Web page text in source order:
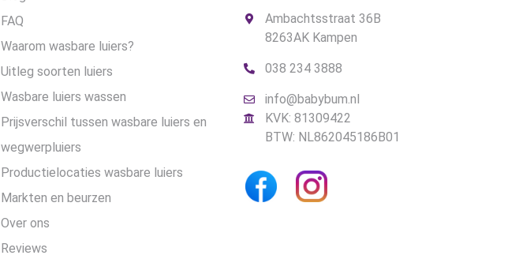
FAQ
Waarom wasbare luiers?
Uitleg soorten luiers
Wasbare luiers wassen
Prijsverschil tussen wasbare luiers en
wegwerpluiers
Productielocaties wasbare luiers
Markten en beurzen
Over ons
Reviews
Ambachtsstraat 36B
8263AK Kampen
038 234 3888
info@babybum.nl
KVK: 81309422
BTW: NL862045186B01